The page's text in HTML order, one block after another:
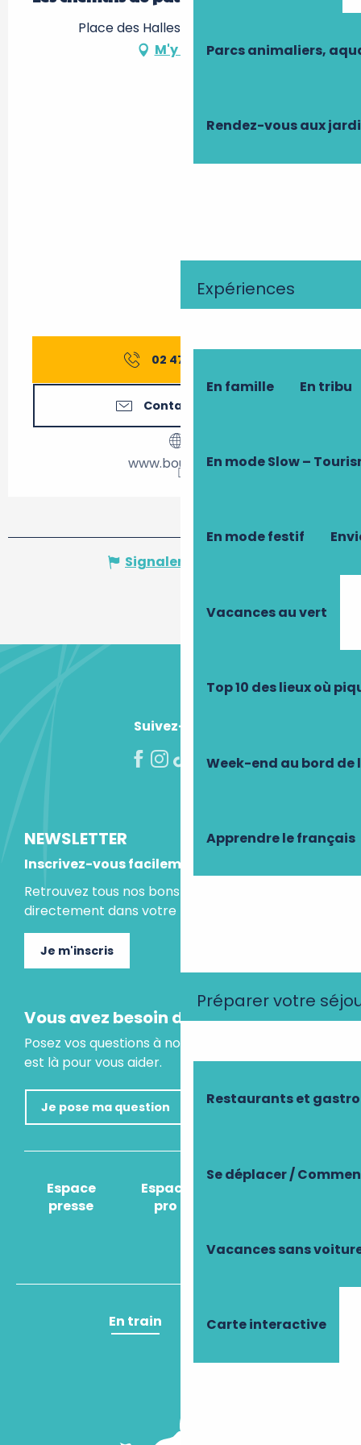
Parcs animaliers,
Rendez-vous aux
Expériences
En famille En tribu
En mode Slow –
En mode festif
Vacances au vert
Top 10 des lieux où
Week-end au bord de
Apprendre le français
Préparer votre
Restaurants et
Se déplacer /
Vacances sans
Carte interactive
Place des Halles, 37140 Bourgueil
M'y rendre
02 47 97 25
Contactez-nous
www.bourgueil.fr
Signaler une erreur
Suivez-nous !
NEWSLETTER
Inscrivez-vous facilement
Retrouvez tous nos bons plans et idées séjours
directement dans votre boite mail.
Je m'inscris
Vous avez besoin d'un conseil ?
Posez vos questions à notre assistant virtuel, il
est là pour vous aider.
Je pose ma question
Espace
presse
Espace
pro
Comment venir
En train En avion